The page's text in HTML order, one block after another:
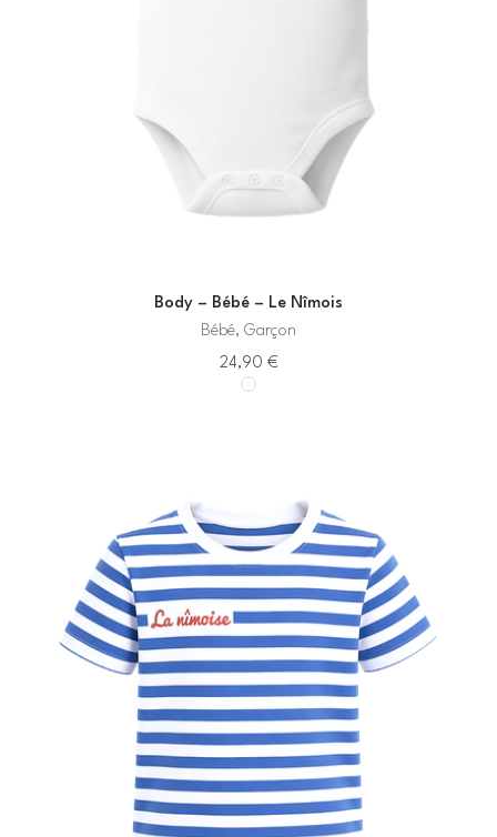
Body – Bébé – Le Nîmois
Bébé, Garçon
24,90 €